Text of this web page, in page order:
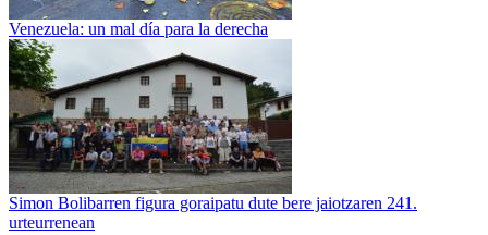
Venezuela: un mal día para la derecha
Simon Bolibarren figura goraipatu dute bere jaiotzaren 241.
urteurrenean